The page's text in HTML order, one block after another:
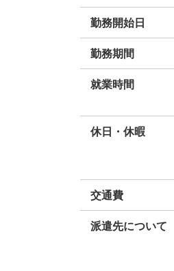
勤務開始日
勤務期間
就業時間
休日・休暇
交通費
派遣先について